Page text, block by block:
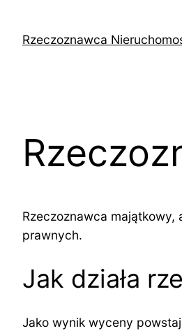
treściRzeczoznawca
Rzeczoznawca
prawnych.
Jak działa
Jako wynik wyceny